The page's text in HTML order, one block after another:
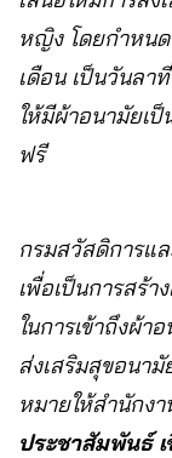
หญิง โดยกําหนด
เดือน เป็นวันลา
ให้มีผ้าอนามัยเ
ฟรี
กรมสวัสดิการแ
เพื่อเป็นการสร้
ในการเข้าถึงผ้
ส่งเสริมสุขอนา
หมายให้สํานักง
ประชาสัมพันธ์